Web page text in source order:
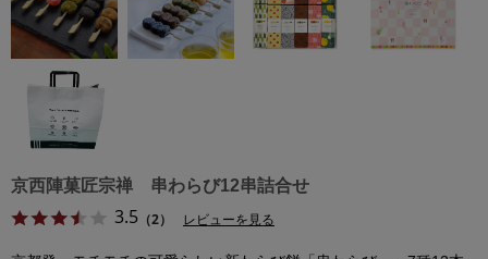
京西陣菓匠宗禅 串わらび12串詰合せ
3.5 （2） レビューを見る